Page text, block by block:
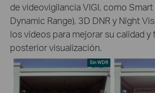
de videovigilancia VIGI, como Smart
Dynamic Range), 3D DNR y Night
los videos para mejorar su calidad y
posterior visualización.
Sin WDR